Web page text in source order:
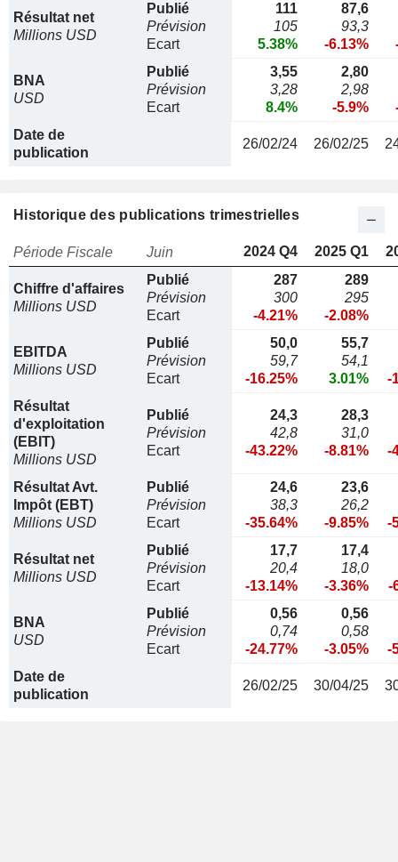
Résultat net
Millions USD
Publié
Prévision
Ecart
111
105
5.38%
87,6
93,3
-6.13%
BNA
USD
Publié
Prévision
Ecart
3,55
3,28
8.4%
2,80
2,98
-5.9%
Date de
publication
26/02/24 26/02/25
Historique des publications trimestrielles
Période Fiscale Juin 2024 Q4 2025 Q1
Chiffre d'affaires
Millions USD
Publié
Prévision
Ecart
287
300
-4.21%
289
295
-2.08%
EBITDA
Millions USD
Publié
Prévision
Ecart
50,0
59,7
-16.25%
55,7
54,1
3.01%
-
Résultat
d'exploitation
(EBIT)
Millions USD
Publié
Prévision
Ecart
24,3
42,8
-43.22%
28,3
31,0
-8.81%
-
Résultat Avt.
Impôt (EBT)
Millions USD
Publié
Prévision
Ecart
24,6
38,3
-35.64%
23,6
26,2
-9.85%
-
Résultat net
Millions USD
Publié
Prévision
Ecart
17,7
20,4
-13.14%
17,4
18,0
-3.36%
-
BNA
USD
Publié
Prévision
Ecart
0,56
0,74
-24.77%
0,56
0,58
-3.05%
-
Date de
publication
26/02/25 30/04/25